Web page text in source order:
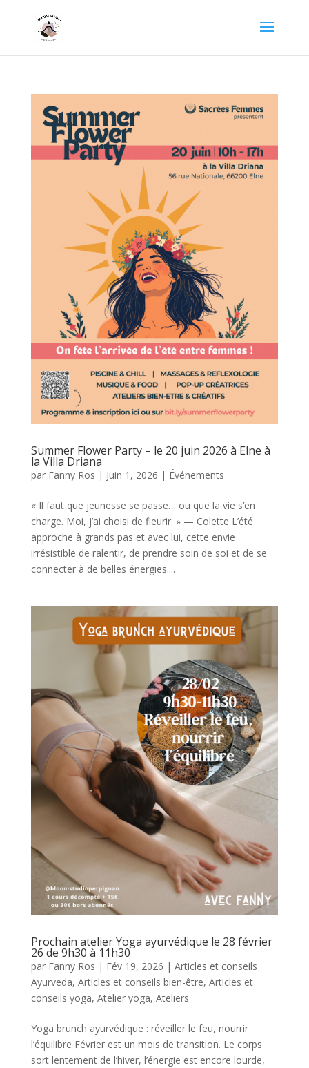
Summer Flower Party – le 20 juin 2026 à Elne à
la Villa Driana
par Fanny Ros | Juin 1, 2026 | Événements
« Il faut que jeunesse se passe… ou que la vie s’en
charge. Moi, j’ai choisi de fleurir. » — Colette L’été
approche à grands pas et avec lui, cette envie
irrésistible de ralentir, de prendre soin de soi et de se
connecter à de belles énergies....
Prochain atelier Yoga ayurvédique le 28 février
26 de 9h30 à 11h30
par Fanny Ros | Fév 19, 2026 | Articles et conseils
Ayurveda, Articles et conseils bien-être, Articles et
conseils yoga, Atelier yoga, Ateliers
Yoga brunch ayurvédique : réveiller le feu, nourrir
l’équilibre Février est un mois de transition. Le corps
sort lentement de l’hiver, l’énergie est encore lourde,